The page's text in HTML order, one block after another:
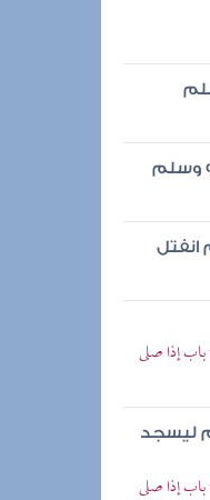
وسلم
انفتل
إذا صلى
ليسجد
إذا صلى